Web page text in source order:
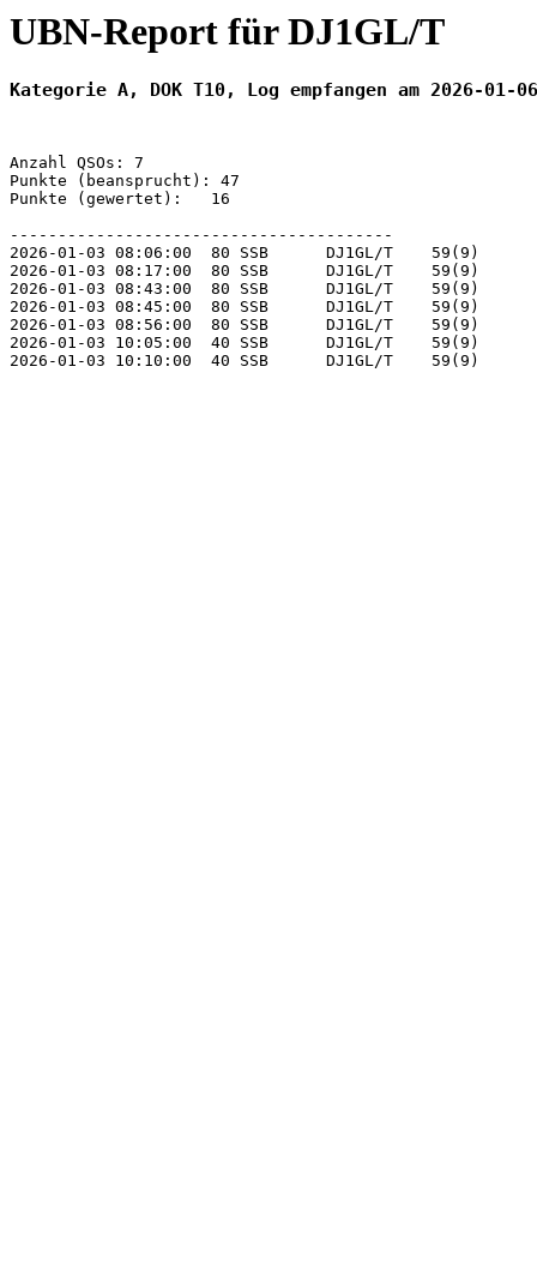
UBN-Report für DJ1GL/T
Kategorie A, DOK T10, Log empfangen am 2026-01-
Anzahl QSOs: 7
Punkte (beansprucht): 47
Punkte (gewertet):   16
----------------------------------------
2026-01-03 08:06:00  80 SSB      DJ1GL/T
2026-01-03 08:17:00  80 SSB      DJ1GL/T
2026-01-03 08:43:00  80 SSB      DJ1GL/T
2026-01-03 08:45:00  80 SSB      DJ1GL/T
2026-01-03 08:56:00  80 SSB      DJ1GL/T
2026-01-03 10:05:00  40 SSB      DJ1GL/T
2026-01-03 10:10:00  40 SSB      DJ1GL/T